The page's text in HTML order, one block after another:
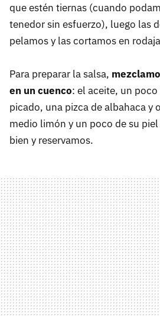
que estén tiernas (cuando
tenedor sin esfuerzo), luego las
pelamos y las cortamos en
Para preparar la salsa,
en un cuenco: el aceite, un
picado, una pizca de albahaca y
medio limón y un poco de su
bien y reservamos.